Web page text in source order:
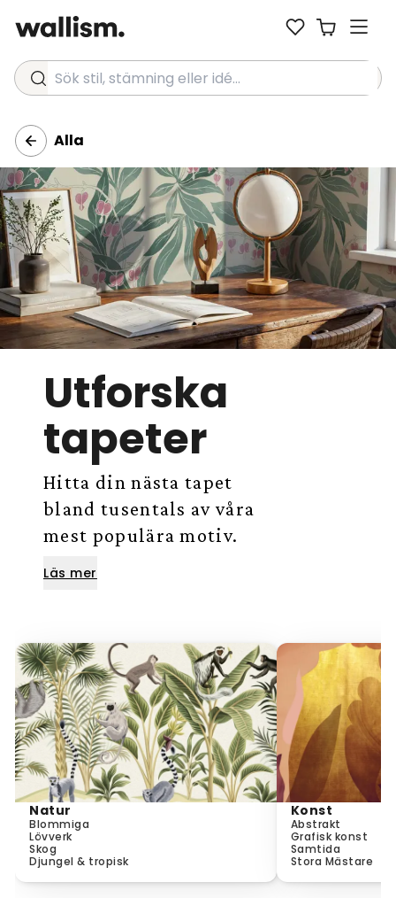
Sök stil, stämning eller idé...
Alla
Utforska
tapeter
Hitta din nästa tapet
bland tusentals av våra
mest populära motiv.
Läs mer
Natur
Blommiga
Lövverk
Skog
Djungel & tropisk
Konst
Abstrakt
Grafisk konst
Samtida
Stora Mästare